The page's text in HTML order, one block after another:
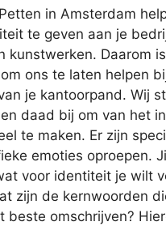
in Amsterdam
te geven aan je
kunstwerken. Daarom
ons te laten helpen
je kantoorpand. Wij
daad bij om van het
te maken. Er zijn
emoties oproepen.
voor identiteit je wilt
zijn de kernwoorden
beste omschrijven?